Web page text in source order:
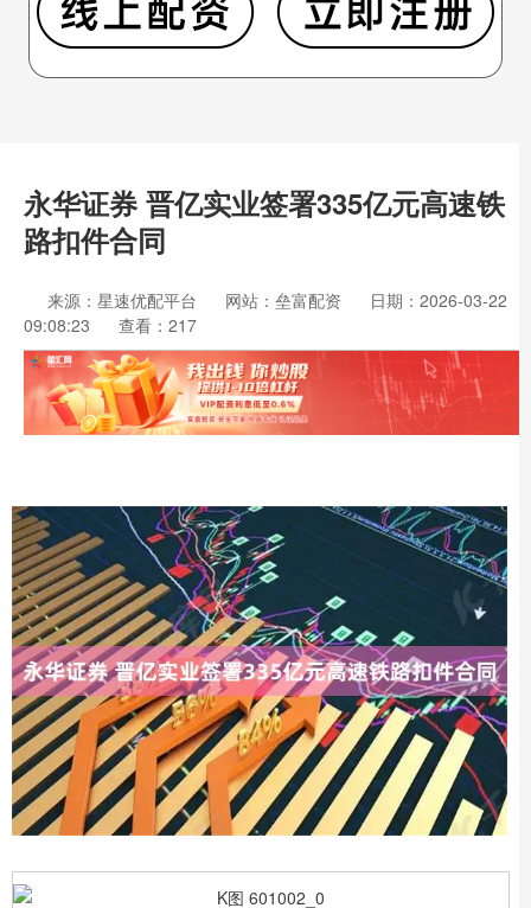
永华证券 晋亿实业签署335亿元高速铁
路扣件合同
来源：星速优配平台 网站：垒富配资
日期：2026-03-22
09:08:23
查看：217